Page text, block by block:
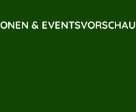
& EVENTSVORSCHAU